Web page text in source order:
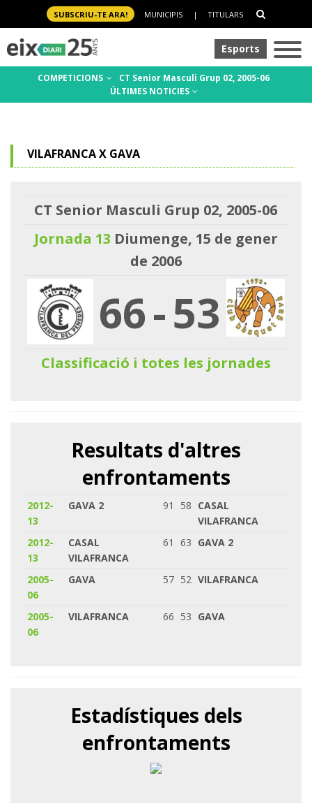
SUBSCRIU-TE ARA! MUNICIPIS | TITULARS
Esports
COMPETICIONS
CT Senior Masculi Grup 02, 2005-06
ÚLTIMES NOTICIES
VILAFRANCA X GAVA
CT Senior Masculi Grup 02, 2005-06
Jornada 13 Diumenge, 15 de gener
de 2006
66-53
Classificació i totes les jornades
Resultats d'altres
enfrontaments
2012-
13
GAVA 2 91 58 CASAL
VILAFRANCA
2012-
13
CASAL
VILAFRANCA
61 63 GAVA 2
2005-
06
GAVA 57 52 VILAFRANCA
2005-
06
VILAFRANCA 66 53 GAVA
Estadístiques dels
enfrontaments